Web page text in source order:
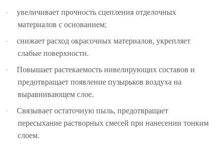
·
увеличивает прочность сцепления отделочных
материалов с основанием;
·
снижает расход окрасочных материалов, укрепляет
слабые поверхности.
·
Повышает растекаемость нивелирующих составов и
предотвращает появление пузырьков воздуха на
выравнивающем слое.
·
Связывает остаточную пыль, предотвращает
пересыхание растворных смесей при нанесении тонким
слоем.